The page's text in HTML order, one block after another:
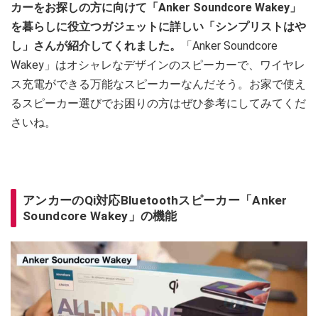
カーをお探しの方に向けて「Anker Soundcore Wakey」
を暮らしに役立つガジェットに詳しい「シンプリストはや
し」さんが紹介してくれました。
「Anker Soundcore
Wakey」はオシャレなデザインのスピーカーで、ワイヤレ
ス充電ができる万能なスピーカーなんだそう。お家で使え
るスピーカー選びでお困りの方はぜひ参考にしてみてくだ
さいね。
アンカーのQi対応Bluetoothスピーカー「Anker
Soundcore Wakey」の機能